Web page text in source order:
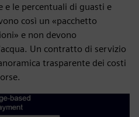
le percentuali di guasti e
così un «pacchetto
e non devono
Un contratto di servizio
trasparente dei costi